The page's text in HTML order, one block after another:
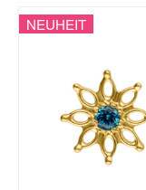
NEUHEIT